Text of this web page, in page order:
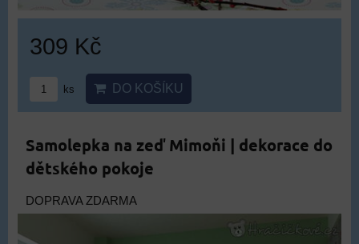
309 Kč
ks DO KOŠÍKU
Samolepka na zeď Mimoňi | dekorace do
dětského pokoje
DOPRAVA ZDARMA